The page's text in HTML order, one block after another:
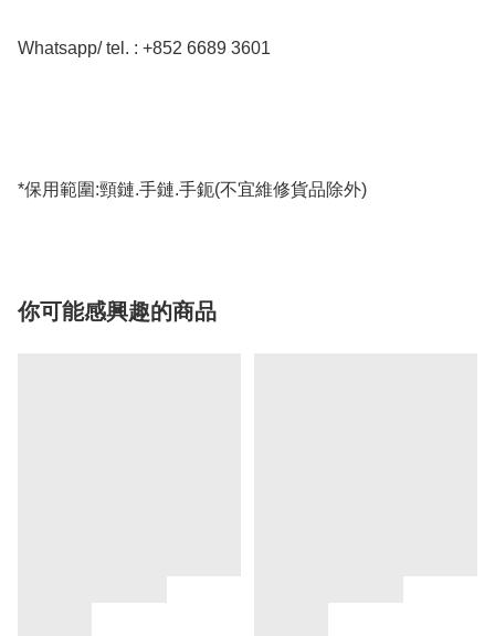
Whatsapp/ tel. : +852 6689 3601
*保用範圍:頸鏈.手鏈.手鈪(不宜維修貨品除外)
你可能感興趣的商品